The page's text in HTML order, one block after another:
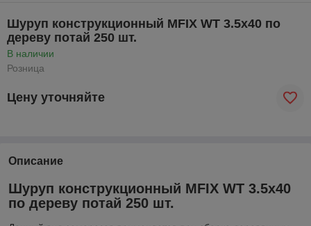
Шуруп конструкционный MFIX WT 3.5х40 по
дереву потай 250 шт.
В наличии
Розница
Цену уточняйте
Описание
Шуруп конструкционный MFIX WT 3.5х40
по дереву потай 250 шт.